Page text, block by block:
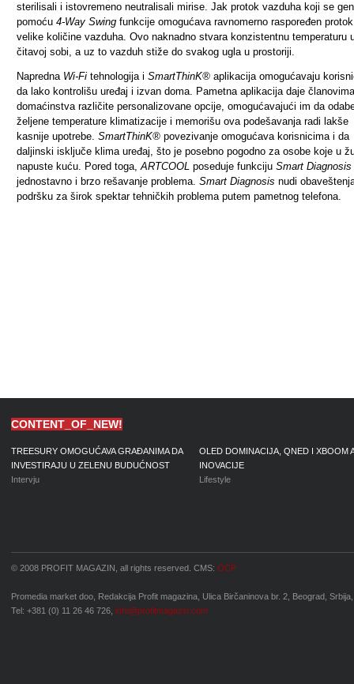
sterilisali i istovremeno neutralisali mirise. Jak protok vazduha koji se
pomoću 4-Way Swing funkcije omogućava ravnomerno raspoređen protok
velike količine vazduha. Ovo naknadno stvara konzistentnu temperaturu
čitavoj sobi, a uz to vazduh stiže do svakog ugla u prostoriji.
Napredna Wi-Fi tehnologija i SmartThinK® aplikacija omogućavaju
da lako kontrolišu uređaj i izvan doma. Pametna aplikacija daje članovima
domaćinstva različite personalizovane opcije, omogućavajući im da
željene temperature klimatizacije i memorišu ova podešavanja radi lakše
kasnije upotrebe. SmartThinK® povezivanje omogućava korisnicima i da
daljinski isključe klima uređaj, što je posebno pogodno za osobe koje u
napuste kuću. Pored toga,ARTCOOL poseduje funkciju Smart Diagnosis
jednostavno i brzo rešavanje problema. Smart Diagnosis nudi
podršku za širok spektar tehničkih problema putem pametnog telefona.
CONTENT_OF_NEW!
TREESURY OMOGUĆAVA GRAĐANIMA DA
INVESTIRAJU U ZELENU BUDUĆNOST
Intervju
OLED DOMINACIJA, QNED I XBOOM
INOVACIJE
Lifestyle
© 2008 PROFIT MAGAZIN, all rights reserved. CMS: OCP
Promedia market doo, Redakcija Profit magazina, Ulica Birčaninova br. 2, Beograd, Srbija,
Tel: +381 (0) 11 26 46 726, info@profitmagazin.com